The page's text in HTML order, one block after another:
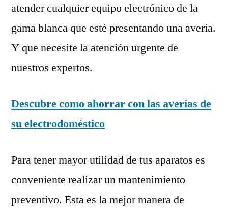
atender cualquier equipo electrónico de la
gama blanca que esté presentando una avería.
Y que necesite la atención urgente de
nuestros expertos.
Descubre como ahorrar con las averías de
su electrodoméstico
Para tener mayor utilidad de tus aparatos es
conveniente realizar un mantenimiento
preventivo. Esta es la mejor manera de